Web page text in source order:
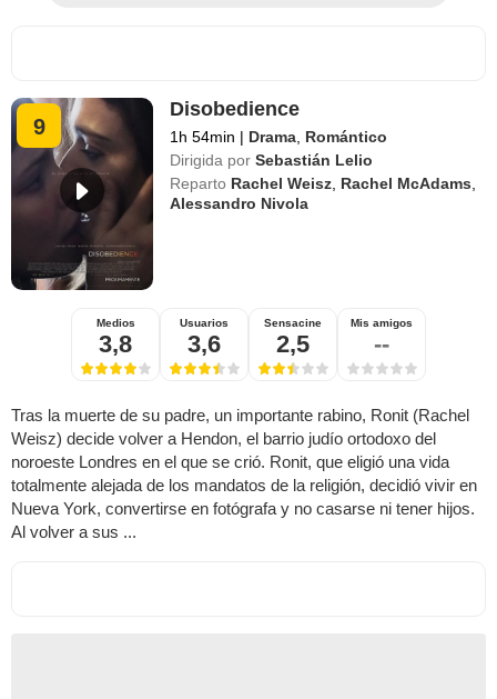
9
Disobedience
1h 54min | Drama Romántico
Dirigida por Sebastián Lelio
Reparto Rachel Weisz Rachel McAdams
Alessandro Nivola
Medios
3,8
Usuarios
3,6
Sensacine
2,5
Mis amigos
--
Tras la muerte de su padre, un importante rabino, Ronit (Rachel
Weisz) decide volver a Hendon, el barrio judío ortodoxo del
noroeste Londres en el que se crió. Ronit, que eligió una vida
totalmente alejada de los mandatos de la religión, decidió vivir en
Nueva York, convertirse en fotógrafa y no casarse ni tener hijos.
Al volver a sus ...